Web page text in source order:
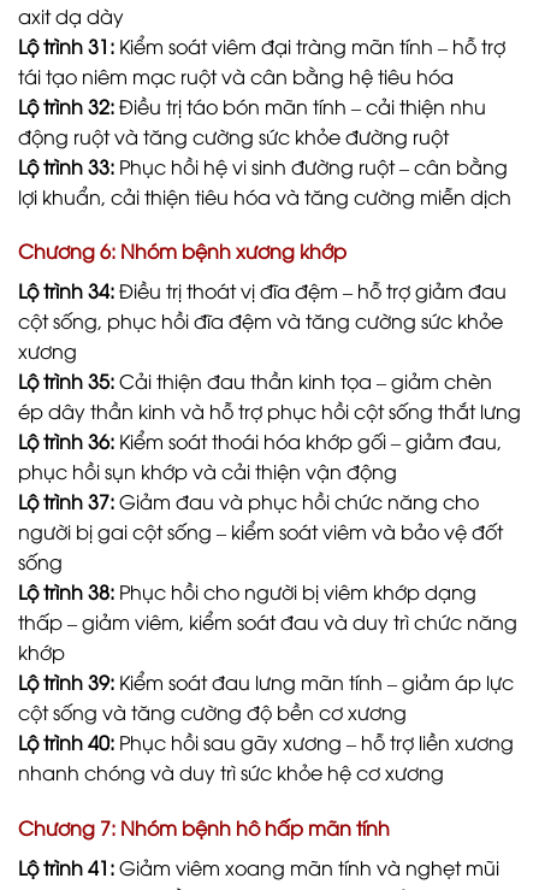
axit dạ dày
Lộ trình 31: Kiểm soát viêm đại tràng mãn tính – hỗ trợ
tái tạo niêm mạc ruột và cân bằng hệ tiêu hóa
Lộ trình 32:Điều trị táo bón mãn tính – cải thiện nhu
động ruột và tăng cường sức khỏe đường ruột
Lộ trình 33: Phục hồi hệ vi sinh đường ruột – cân bằng
lợi khuẩn, cải thiện tiêu hóa và tăng cường miễn dịch
Chương 6: Nhóm bệnh xương khớp
Lộ trình 34:Điều trị thoát vị đĩa đệm – hỗ trợ giảm đau
cột sống, phục hồi đĩa đệm và tăng cường sức khỏe
xương
Lộ trình 35:Cải thiện đau thần kinh tọa – giảm chèn
ép dây thần kinh và hỗ trợ phục hồi cột sống thắt lưng
Lộ trình 36: Kiểm soát thoái hóa khớp gối – giảm đau,
phục hồi sụn khớp và cải thiện vận động
Lộ trình 37:Giảm đau và phục hồi chức năng cho
người bị gai cột sống – kiểm soát viêm và bảo vệ đốt
sống
Lộ trình 38: Phục hồi cho người bị viêm khớp dạng
thấp – giảm viêm, kiểm soát đau và duy trì chức năng
khớp
Lộ trình 39: Kiểm soát đau lưng mãn tính – giảm áp lực
cột sống và tăng cường độ bền cơ xương
Lộ trình 40: Phục hồi sau gãy xương – hỗ trợ liền xương
nhanh chóng và duy trì sức khỏe hệ cơ xương
Chương 7: Nhóm bệnh hô hấp mãn tính
Lộ trình 41:Giảm viêm xoang mãn tính và nghẹt mũi